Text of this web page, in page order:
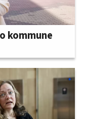
kommune